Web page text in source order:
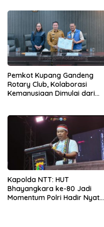
Pemkot Kupang Gandeng
Rotary Club, Kolaborasi
Kemanusiaan Dimulai dari
Kapolda NTT: HUT
Bhayangkara ke-80 Jadi
Momentum Polri Hadir Nyata